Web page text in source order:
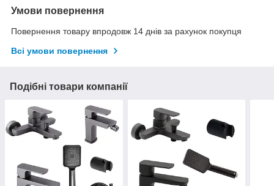
Умови повернення
Повернення товару впродовж 14 днів за рахунок покупця
Всі умови повернення
Подібні товари компанії